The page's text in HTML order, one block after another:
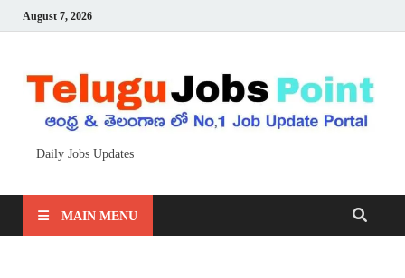
August 7, 2026
Daily Jobs Updates
MAIN MENU